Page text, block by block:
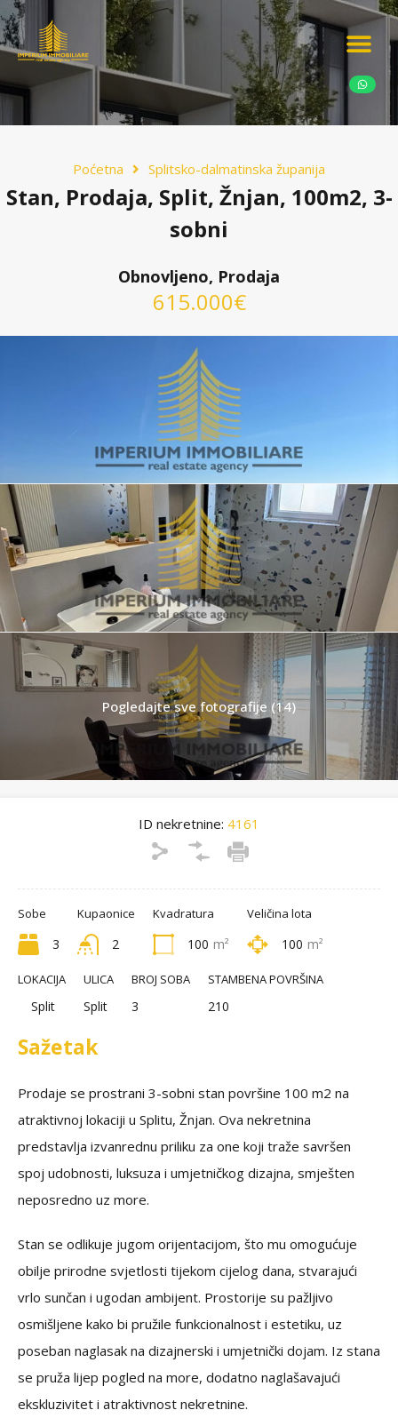
Poćetna Splitsko-dalmatinska županija
Stan, Prodaja, Split, Žnjan, 100m2, 3-
sobni
Obnovljeno, Prodaja
615.000€
Pogledajte sve fotografije (14)
ID nekretnine: 4161
Sobe
3
Kupaonice
2
Kvadratura
100 m²
Veličina lota
100 m²
LOKACIJA
Split
ULICA
Split
BROJ SOBA
3
STAMBENA POVRŠINA
210
Sažetak
Prodaje se prostrani 3-sobni stan površine 100 m2 na
atraktivnoj lokaciji u Splitu, Žnjan. Ova nekretnina
predstavlja izvanrednu priliku za one koji traže savršen
spoj udobnosti, luksuza i umjetničkog dizajna, smješten
neposredno uz more.
Stan se odlikuje jugom orijentacijom, što mu omogućuje
obilje prirodne svjetlosti tijekom cijelog dana, stvarajući
vrlo sunčan i ugodan ambijent. Prostorije su pažljivo
osmišljene kako bi pružile funkcionalnost i estetiku, uz
poseban naglasak na dizajnerski i umjetnički dojam. Iz stana
se pruža lijep pogled na more, dodatno naglašavajući
ekskluzivitet i atraktivnost nekretnine.